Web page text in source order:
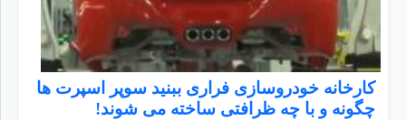
کارخانه خودروسازی فراری ببنید سوپر اسپرت ها
چگونه و با چه ظرافتی ساخته می شوند!